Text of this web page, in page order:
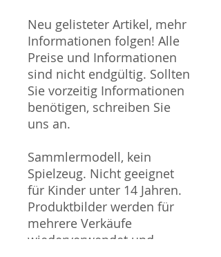
Neu gelisteter Artikel, mehr
Informationen folgen! Alle
Preise und Informationen
sind nicht endgültig. Sollten
Sie vorzeitig Informationen
benötigen, schreiben Sie
uns an.
Sammlermodell, kein
Spielzeug. Nicht geeignet
für Kinder unter 14 Jahren.
Produktbilder werden für
mehrere Verkäufe
wiederverwendet und